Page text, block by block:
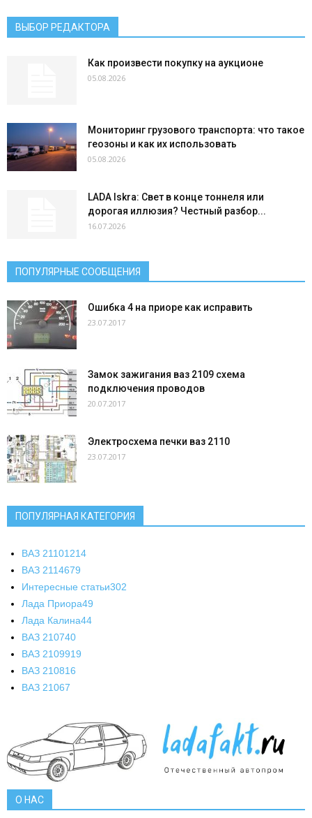
ВЫБОР РЕДАКТОРА
Как произвести покупку на аукционе
05.08.2026
Мониторинг грузового транспорта: что такое
геозоны и как их использовать
05.08.2026
LADA Iskra: Свет в конце тоннеля или
дорогая иллюзия? Честный разбор...
16.07.2026
ПОПУЛЯРНЫЕ СООБЩЕНИЯ
Ошибка 4 на приоре как исправить
23.07.2017
Замок зажигания ваз 2109 схема
подключения проводов
20.07.2017
Электросхема печки ваз 2110
23.07.2017
ПОПУЛЯРНАЯ КАТЕГОРИЯ
ВАЗ 21101214
ВАЗ 2114679
Интересные статьи302
Лада Приора49
Лада Калина44
ВАЗ 210740
ВАЗ 2109919
ВАЗ 210816
ВАЗ 21067
О НАС